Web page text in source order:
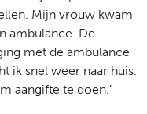
Mijn vrouw kwam
ambulance. De
met de ambulance
ik snel weer naar huis.
aangifte te doen.’